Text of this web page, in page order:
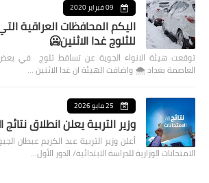
09 فبراير 2020
اليكم المحافظات العراقية
للثلوج غدا الاثنين🥶
توقعت هيئة الانواء الجوية عن تساقط ثلوج في
العاصمة بغداد ⁦🌨️⁩ واضافت الهيئة ان غدا الاثنين …
25 مايو 2026
وزير التربية يعلن انطلاق نتائج
أعلن وزير التربية عبد الكريم عبطان
الامتحانات الوزارية للدراسة الابتدائية/ الدور الأول…